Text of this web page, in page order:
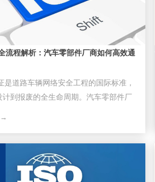
流程解析：汽车零部件厂商如何高效通
是道路车辆网络安全工程的国际标准，
计到报废的全生命周期。汽车零部件厂
→